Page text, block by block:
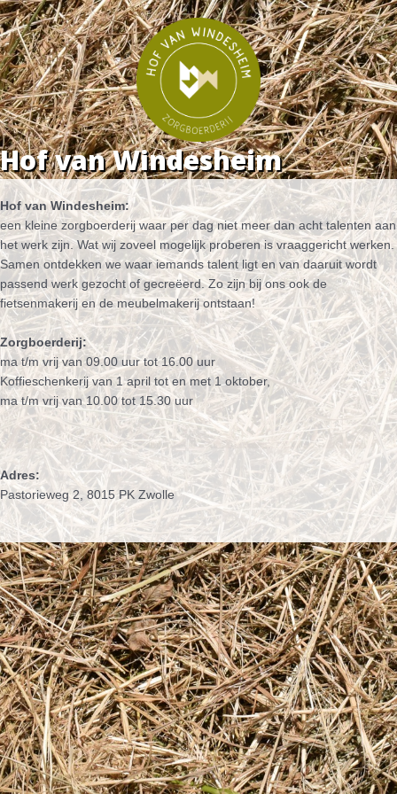
Ga
naar
de
inhoud
Hof van Windesheim
Hof van Windesheim:
een kleine zorgboerderij waar per dag niet meer dan acht talenten aan
het werk zijn. Wat wij zoveel mogelijk proberen is vraaggericht werken.
Samen ontdekken we waar iemands talent ligt en van daaruit wordt
passend werk gezocht of gecreëerd. Zo zijn bij ons ook de
fietsenmakerij en de meubelmakerij ontstaan!
Zorgboerderij:
ma t/m vrij van 09.00 uur tot 16.00 uur
Koffieschenkerij van 1 april tot en met 1 oktober,
ma t/m vrij van 10.00 tot 15.30 uur
Adres:
Pastorieweg 2, 8015 PK Zwolle